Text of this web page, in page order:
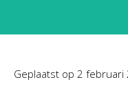
Geplaatst op 2 februari